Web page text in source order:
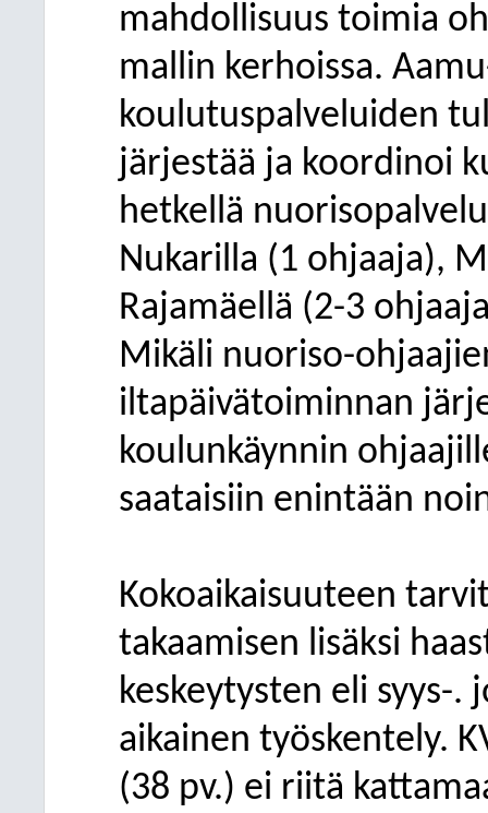
mahdollisuus toimia
mallin kerhoissa.
koulutuspalveluiden
järjestää ja koordinoi
hetkellä
Nukarilla (1 ohjaaja),
Rajamäellä (2-3
Mikäli nuoriso-
iltapäivätoiminnan
koulunkäynnin
saataisiin enintään
Kokoaikaisuuteen
takaamisen lisäksi
keskeytysten eli syys-.
aikainen työskentely.
(38 pv.) ei riitä